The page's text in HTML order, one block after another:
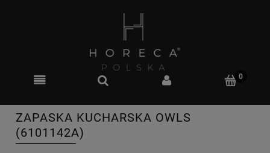
ZAPASKA KUCHARSKA OWLS
(6101142A)